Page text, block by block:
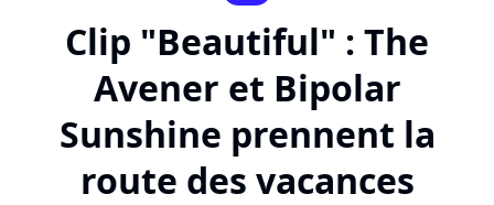
Clip "Beautiful" : The
Avener et Bipolar
Sunshine prennent la
route des vacances